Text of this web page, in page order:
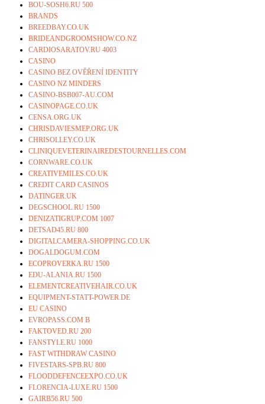
BOU-SOSH6.RU 500
BRANDS
BREEDBAY.CO.UK
BRIDEANDGROOMSHOW.CO.NZ
CARDIOSARATOV.RU 4003
CASINO
CASINO BEZ OVĚŘENÍ IDENTITY
CASINO NZ MINDERS
CASINO-BSB007-AU.COM
CASINOPAGE.CO.UK
CENSA.ORG.UK
CHRISDAVIESMEP.ORG.UK
CHRISOLLEY.CO.UK
CLINIQUEVETERINAIREDESTOURNELLES.COM
CORNWARE.CO.UK
CREATIVEMILES.CO.UK
CREDIT CARD CASINOS
DATINGER.UK
DEGSCHOOL.RU 1500
DENIZATIGRUP.COM 1007
DETSAD45.RU 800
DIGITALCAMERA-SHOPPING.CO.UK
DOGALDOGUM.COM
ECOPROVERKA.RU 1500
EDU-ALANIA.RU 1500
ELEMENTCREATIVEHAIR.CO.UK
EQUIPMENT-STATT-POWER.DE
EU CASINO
EVROPASS.COM B
FAKTOVED.RU 200
FANSTYLE.RU 1000
FAST WITHDRAW CASINO
FIVESTARS-SPB.RU 800
FLOODDEFENCEEXPO.CO.UK
FLORENCIA-LUXE.RU 1500
GAIRB56.RU 500